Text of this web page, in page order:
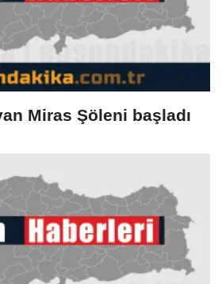
Miras Şöleni başladı